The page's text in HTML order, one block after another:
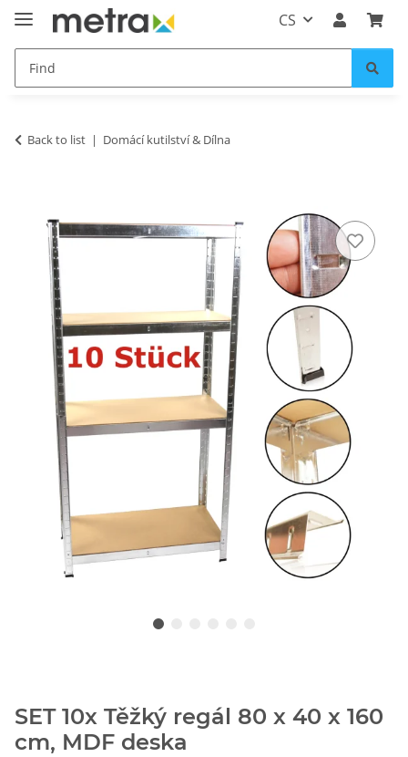
CS
Back to list Domácí kutilství & Dílna
SET 10x Těžký regál 80 x 40 x 160
cm, MDF deska